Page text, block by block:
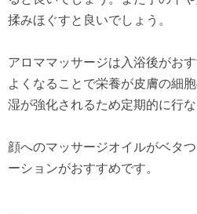
揉みほぐすと良いでしょう。
アロママッサージは入浴後がお
よくなることで栄養が皮膚の細
湿が強化されるため定期的に行な
顔へのマッサージオイルがベタ
ーションがおすすめです。